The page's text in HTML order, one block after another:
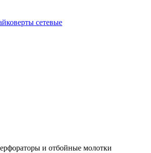
сетевые
и отбойные молотки